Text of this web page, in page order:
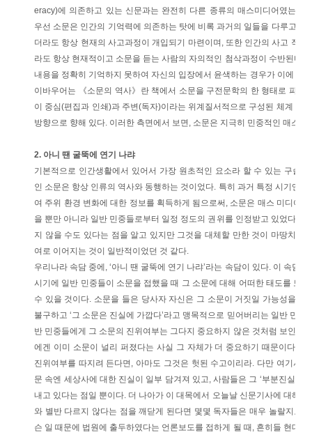
eracy)에 의존하고 있는 신문과는 완전히 다른 종류의 매스미디어였는지
우선 소문은 인간의 기억력에 의존하는 탓에 비록 과거의 일들을 다루고는
더라도 항상 현재의 사고과정이 개입되기 마련이며, 또한 인간의 사고 작용
라도 항상 현재적이고 소문을 듣는 사람의 자의적인 첨삭과정이 수반된다.
내용을 정확히 기억하지 못하여 자신의 입장에서 윤색하는 경우가 이에 해
이바우어는 《소문의 역사》란 책에서 소문을 구전문학의 한 형태로 파악
이 중심(편집과 인쇄)과 주변(독자)이라는 위계질서적으로 구성된 체계 안
방향으로 향해 있다. 이러한 측면에서 보면, 소문은 지극히 민중적인 매스미
2. 아니 땐 굴뚝에 연기 나랴
기본적으로 인간생활에서 있어서 가장 원초적인 요소라 할 수 있는 구술
인 소문은 항상 인류의 역사와 동행하는 것이었다. 특히 과거 특정 시기엔
여 주위 환경 변화에 대한 정보를 획득하게 됨으로써, 소문은 매스 미디어
을 뿐만 아니라 일반 민중들로부터 일정 정도의 권위를 인정받고 있었다.
지 않을 수도 있다는 점을 알고 있지만 그것을 대체할 만한 것이 마땅치 않
여로 이어지는 것이 일반적이었던 것 같다.
우리나라 속담 중에, ‘아니 땐 굴뚝에 연기 나랴’라는 속담이 있다. 이 속담
시기에 일반 민중들이 소문을 접했을 때 그 소문에 대해 어떠한 태도를 보
수 있을 것이다. 소문을 들은 당사자 자신은 그 소문이 거짓일 가능성을 충
불구하고 ‘그 소문은 진실에 가깝다’라고 맹목적으로 믿어버리는 일반 민중
반 민중들에게 그 소문의 진위여부는 그다지 중요하지 않은 것처럼 보인다.
에겐 이미 소문이 널리 퍼졌다는 사실 그 자체가 더 중요하기 때문이다.
진위여부를 따지려 든다면, 아마도 그것은 헛된 수고이리라. 다만 여기서
문 속엔 세상사에 대한 진실이 일부 담겨져 있고, 사람들은 그 ‘부분진실’인
내고 있다는 점일 뿐이다. 더 나아가 이 대목에서 오늘날 신문기사에 대해
와 별반 다르지 않다는 점을 깨닫게 된다면 몇몇 독자들은 매우 놀랄지도
슨 일 때문에 법원에 출두하였다는 언론보도를 접하게 될 때, 흔히들 현대